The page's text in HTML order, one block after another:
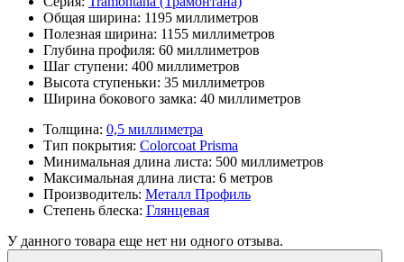
Общая ширина: 1195 миллиметров
Полезная ширина: 1155 миллиметров
Глубина профиля: 60 миллиметров
Шаг ступени: 400 миллиметров
Высота ступеньки: 35 миллиметров
Ширина бокового замка: 40 миллиметров
Толщина: 0,5 миллиметра
Тип покрытия: Colorcoat Prisma
Минимальная длина листа: 500 миллиметров
Максимальная длина листа: 6 метров
Производитель: Металл Профиль
Степень блеска: Глянцевая
У данного товара еще нет ни одного отзыва.